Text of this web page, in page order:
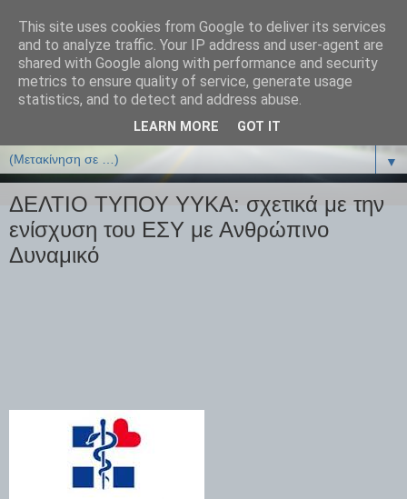
ΒΙΟΛΟΓΙΑonline.gr
Online Μαθήματα Βιολογίας
▼
ΔΕΛΤΙΟ ΤΥΠΟΥ YYKA: σχετικά με την
ενίσχυση του ΕΣΥ με Ανθρώπινο
Δυναμικό
This site uses cookies from Google to deliver its services
and to analyze traffic. Your IP address and user-agent are
shared with Google along with performance and security
metrics to ensure quality of service, generate usage
statistics, and to detect and address abuse.
LEARN MORE GOT IT